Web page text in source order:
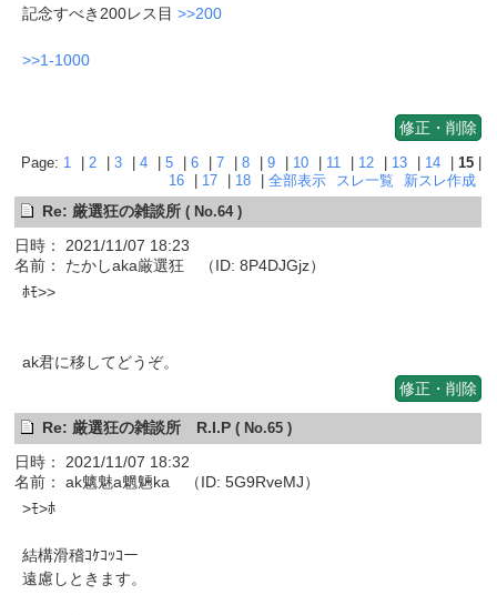
記念すべき200レス目>>200
>>1-1000
修正・削除
Page: 1 |2 |3 |4 |5 |6 |7 |8 |9 10 11 12 13 14 |15
16
17 18 |全部表示 スレ一覧 新スレ作成
Re: 厳選狂の雑談所( No.64 )
日時： 2021/11/07 18:23
名前： たかしaka厳選狂 （ID: 8P4DJGjz）
ﾎﾓ>>
ak君に移してどうぞ。
修正・削除
Re: 厳選狂の雑談所 R.I.P( No.65 )
日時： 2021/11/07 18:32
名前： ak魑魅a魍魎ka （ID: 5G9RveMJ）
>ﾓ>ﾎ
結構滑稽ｺｹｺｯｺー
遠慮しときます。